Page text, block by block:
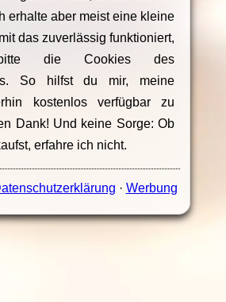
erhalte aber meist eine kleine
das zuverlässig funktioniert,
die Cookies des
So hilfst du mir, meine
kostenlos verfügbar zu
Dank! Und keine Sorge: Ob
erfahre ich nicht.
· Werbung